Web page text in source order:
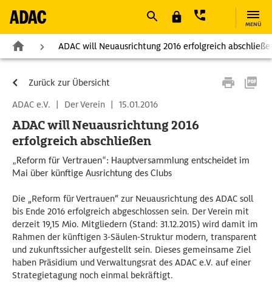
MENÜ
ADAC will Neuausrichtung 2016 erfolgreich
Zurück zur Übersicht
ADAC e.V.
| Der Verein | 15.01.2016
ADAC will Neuausrichtung 2016
erfolgreich abschließen
„Reform für Vertrauen“: Hauptversammlung entscheidet im
Mai über künftige Ausrichtung des Clubs
Die „Reform für Vertrauen“ zur Neuausrichtung des ADAC soll
bis Ende 2016 erfolgreich abgeschlossen sein. Der Verein mit
derzeit 19,15 Mio. Mitgliedern (Stand: 31.12.2015) wird damit im
Rahmen der künftigen 3-Säulen-Struktur modern, transparent
und zukunftssicher aufgestellt sein. Dieses gemeinsame Ziel
haben Präsidium und Verwaltungsrat des ADAC e.V. auf einer
Strategietagung noch einmal bekräftigt.